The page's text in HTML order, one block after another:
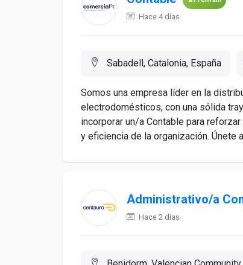
Hace 4 días
Sabadell, Catalonia, España
Somos una empresa líder en la
electrodomésticos, con una sólida
incorporar un/a Contable para
y eficiencia de la organización. Únete
Administrativo/a
Hace 2 días